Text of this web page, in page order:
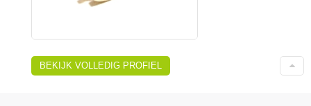
BEKIJK VOLLEDIG PROFIEL